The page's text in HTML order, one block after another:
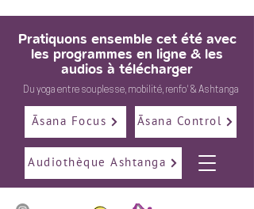
Pratiquons ensemble cet été avec
les programmes en ligne & les
audios à télécharger
Du yoga entre souplesse, mobilité, renfo' &Ashtanga
Āsana Focus Āsana Control
Audiothèque Ashtanga